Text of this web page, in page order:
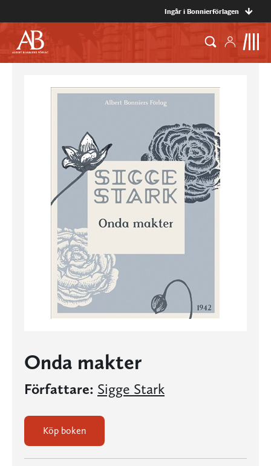
Ingår i Bonnierförlagen
Onda makter
Författare: Sigge Stark
Köp boken